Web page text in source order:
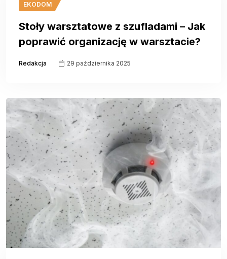
EKODOM
Stoły warsztatowe z szufladami – Jak
poprawić organizację w warsztacie?
Redakcja 29 października 2025